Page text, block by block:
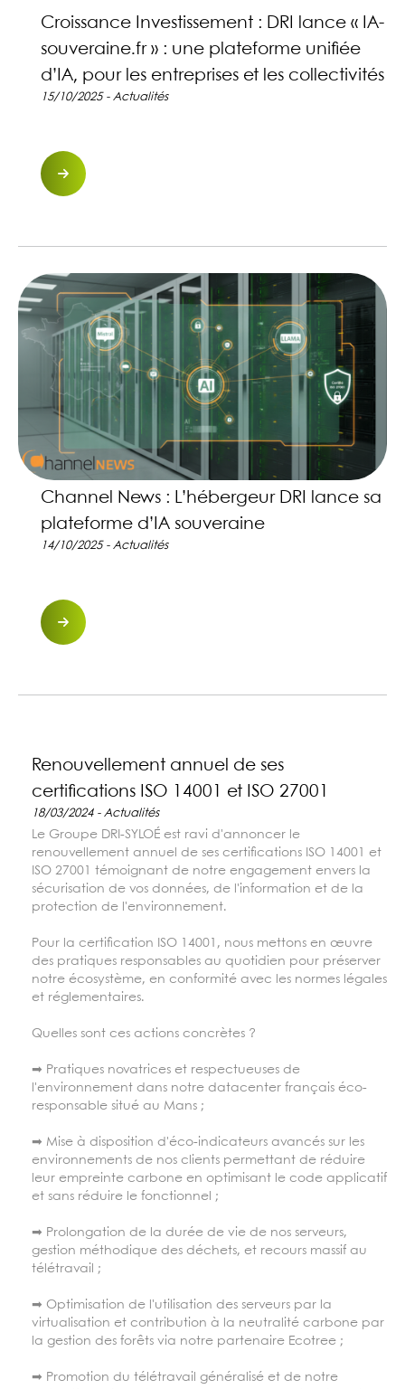
Croissance Investissement : DRI lance « IA-
souveraine.fr » : une plateforme unifiée
d’IA, pour les entreprises et les collectivités
15/10/2025 - Actualités
Channel News : L’hébergeur DRI lance sa
plateforme d’IA souveraine
14/10/2025 - Actualités
Renouvellement annuel de ses
certifications ISO 14001 et ISO 27001
18/03/2024 - Actualités
Le Groupe DRI-SYLOÉ est ravi d'annoncer le
renouvellement annuel de ses certifications ISO 14001 et
ISO 27001 témoignant de notre engagement envers la
sécurisation de vos données, de l'information et de la
protection de l'environnement.
Pour la certification ISO 14001, nous mettons en œuvre
des pratiques responsables au quotidien pour préserver
notre écosystème, en conformité avec les normes légales
et réglementaires.
Quelles sont ces actions concrètes ?
➡ Pratiques novatrices et respectueuses de
l'environnement dans notre datacenter français éco-
responsable situé au Mans ;
➡ Mise à disposition d'éco-indicateurs avancés sur les
environnements de nos clients permettant de réduire
leur empreinte carbone en optimisant le code applicatif
et sans réduire le fonctionnel ;
➡ Prolongation de la durée de vie de nos serveurs,
gestion méthodique des déchets, et recours massif au
télétravail ;
➡ Optimisation de l'utilisation des serveurs par la
virtualisation et contribution à la neutralité carbone par
la gestion des forêts via notre partenaire Ecotree ;
➡ Promotion du télétravail généralisé et de notre